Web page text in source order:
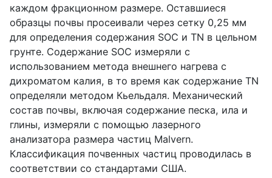
каждом фракционном размере. Оставшиеся
образцы почвы просеивали через сетку 0,25 мм
для определения содержания SOC и TN в цельном
грунте. Содержание SOC измеряли с
использованием метода внешнего нагрева с
дихроматом калия, в то время как содержание TN
определяли методом Кьельдаля. Механический
состав почвы, включая содержание песка, ила и
глины, измеряли с помощью лазерного
анализатора размера частиц Malvern.
Классификация почвенных частиц проводилась в
соответствии со стандартами США.